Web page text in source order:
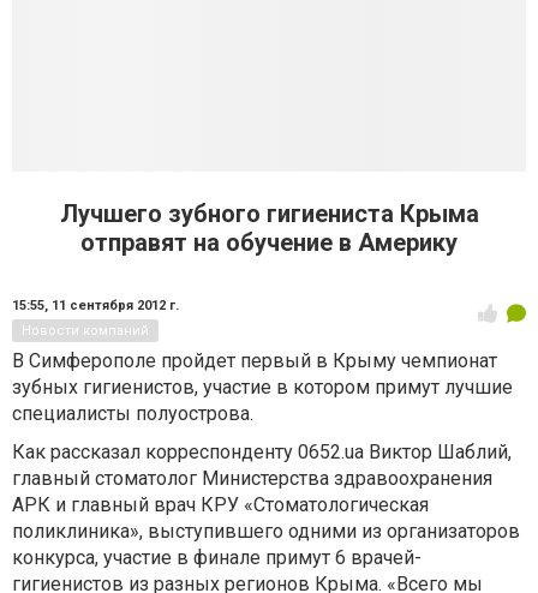
Лучшего зубного гигиениста Крыма
отправят на обучение в Америку
15:55, 11 сентября 2012 г.
Новости компаний
В Симферополе пройдет первый в Крыму чемпионат
зубных гигиенистов, участие в котором примут лучшие
специалисты полуострова.
Как рассказал корреспонденту 0652.ua Виктор Шаблий,
главный стоматолог Министерства здравоохранения
АРК и главный врач КРУ «Стоматологическая
поликлиника», выступившего одними из организаторов
конкурса, участие в финале примут 6 врачей-
гигиенистов из разных регионов Крыма. «Всего мы